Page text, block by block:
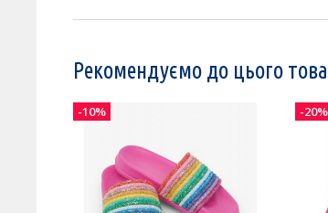
Рекомендуємо до цього
-10% -20%